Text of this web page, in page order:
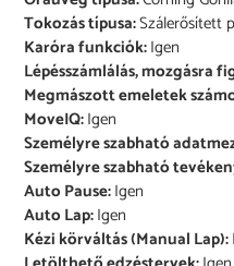
Tokozás típusa:Szálerősített
Karóra funkciók:Igen
Lépésszámlálás, mozgásra
Megmászott emeletek
MoveIQ:Igen
Személyre szabható
Személyre szabható
Auto Pause:Igen
Auto Lap:Igen
Kézi körváltás (Manual Lap):